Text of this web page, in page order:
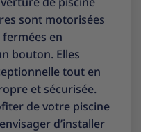
sont motorisées
en
bouton. Elles
tout en
et sécurisée.
de votre piscine
d’installer